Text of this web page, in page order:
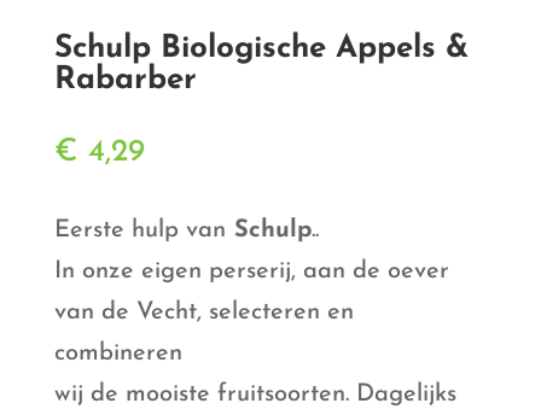
Schulp Biologische Appels &
Rabarber
€ 4,29
Eerste hulp van Schulp..
In onze eigen perserij, aan de oever
van de Vecht, selecteren en
combineren
wij de mooiste fruitsoorten. Dagelijks